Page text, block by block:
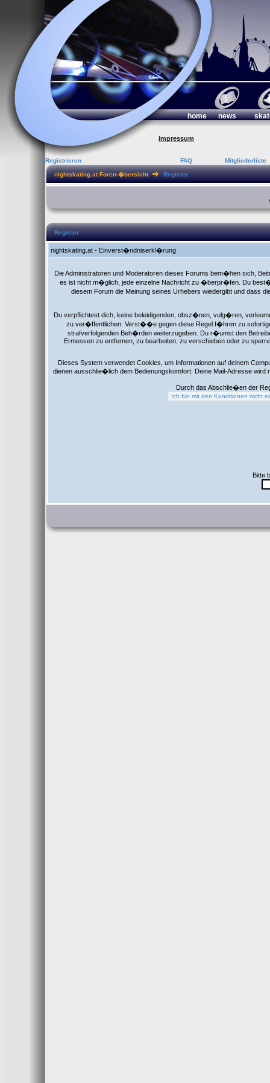
home news
Impressum
Registrieren FAQ Mitgliederliste
nightskating.at Foren-�bersicht Register
Register
nightskating.at - Einverst�ndniserkl�rung
Die Administratoren und Moderatoren dieses Forums bem�hen sich,
es ist nicht m�glich, jede einzelne Nachricht zu �berpr�fen. Du
diesem Forum die Meinung seines Urhebers wiedergibt und dass
Du verpflichtest dich, keine beleidigenden, obsz�nen, vulg�ren,
zu ver�ffentlichen. Verst��e gegen diese Regel f�hren zu
strafverfolgenden Beh�rden weiterzugeben. Du r�umst den
Ermessen zu entfernen, zu bearbeiten, zu verschieben oder zu
Dieses System verwendet Cookies, um Informationen auf deinem
dienen ausschlie�lich dem Bedienungskomfort. Deine Mail-Adresse
Durch das Abschlie�en der
Bitte